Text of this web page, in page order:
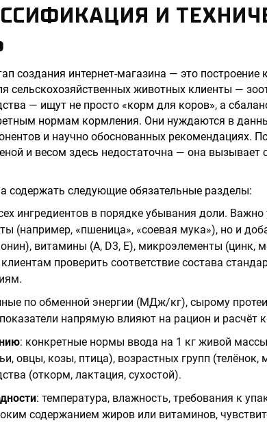
И
создания интернет-магазина — это построение
сельскохозяйственных животных клиенты —
— ищут не просто «корм для коров», а
нормам кормления. Они нуждаются в
и научно обоснованных рекомендациях.
и весом здесь недостаточна — она вызывает
содержать следующие обязательные разделы:
ингредиентов в порядке убывания доли.
(например, «пшеница», «соевая мука»), но и
витамины (A, D3, E), микроэлементы (цинк,
проверить соответствие состава
по обменной энергии (МДж/кг), сырому
показатели напрямую влияют на рацион и расчёт
: конкретные нормы ввода на 1 кг живой
овцы, козы, птица), возрастных групп (телёнок,
(откорм, лактация, сухостой).
: температура, влажность, требования к
содержанием жиров или витаминов,